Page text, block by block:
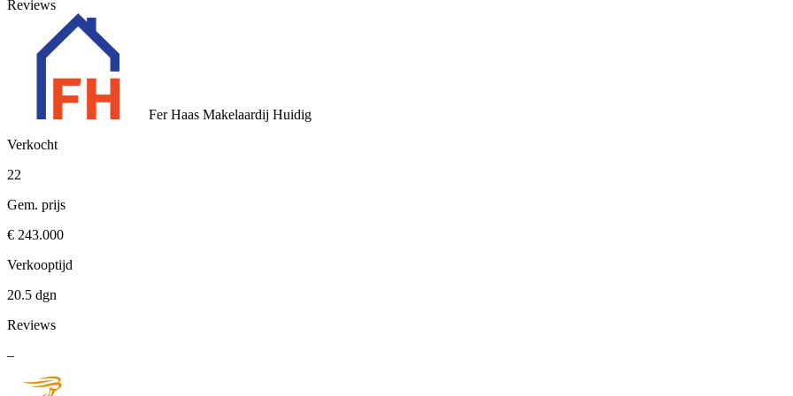
Reviews
Fer Haas Makelaardij Huidig
Verkocht
22
Gem. prijs
€ 243.000
Verkooptijd
20.5 dgn
Reviews
–